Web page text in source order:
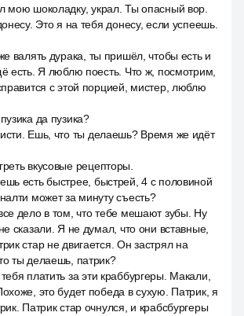
мою шоколадку, украл. Ты опасный вор.
Это я на тебя донесу, если успеешь.
валять дурака, ты пришёл, чтобы есть и
есть. Я люблю поесть. Что ж, посмотрим,
с этой порцией, мистер, люблю
да пузика?
Ешь, что ты делаешь? Время же идёт
вкусовые рецепторы.
есть быстрее, быстрей, 4 с половиной
может за минуту съесть?
дело в том, что тебе мешают зубы. Ну
сказали. Я не думал, что они вставные,
стар не двигается. Он застрял на
ты делаешь, патрик?
платить за эти краббургеры. Макали,
это будет победа в сухую. Патрик, я
Патрик стар очнулся, и крабсбургеры